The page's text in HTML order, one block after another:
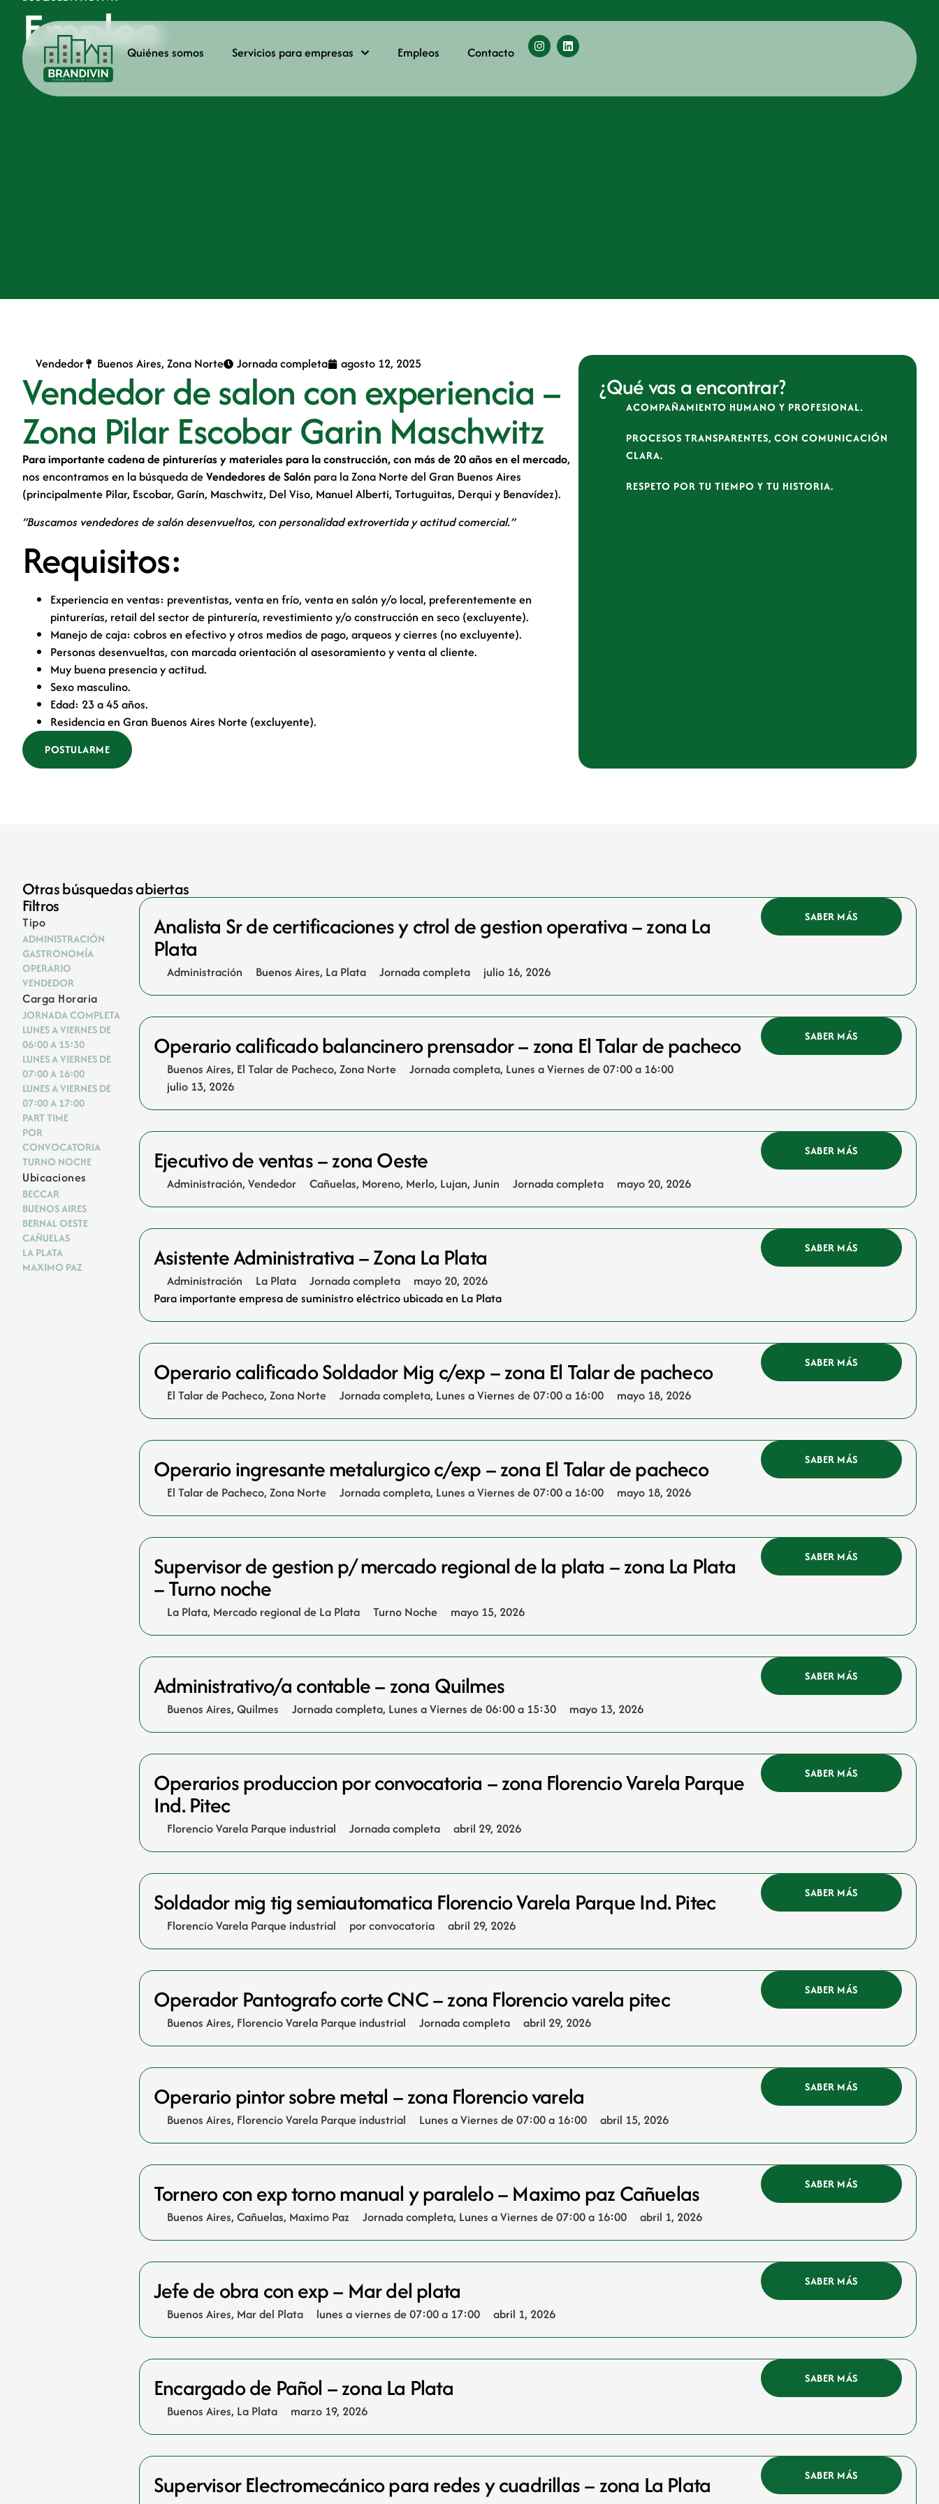
Quiénes somos Servicios para empresas Empleos Contacto
Empleo
Vendedor Buenos Aires, Zona Norte Jornada completa agosto 12, 2025
Vendedor de salon con experiencia –
Zona Pilar Escobar Garin Maschwitz
Para importante cadena de pinturerías y materiales para la construcción, con más de 20 años en el mercado,
nos encontramos en la búsqueda deVendedores de Salón para la Zona Norte del Gran Buenos Aires
(principalmente Pilar, Escobar, Garín, Maschwitz, Del Viso, Manuel Alberti, Tortuguitas, Derqui y Benavídez).
“Buscamos vendedores de salón desenvueltos, con personalidad extrovertida y actitud comercial.”
Requisitos:
Experiencia en ventas: preventistas, venta en frío, venta en salón y/o local, preferentemente en
pinturerías, retail del sector de pinturería, revestimiento y/o construcción en seco (excluyente).
Manejo de caja: cobros en efectivo y otros medios de pago, arqueos y cierres (no excluyente).
Personas desenvueltas, con marcada orientación al asesoramiento y venta al cliente.
Muy buena presencia y actitud.
Sexo masculino.
Edad: 23 a 45 años.
Residencia en Gran Buenos Aires Norte (excluyente).
POSTULARME
¿Qué vas a encontrar?
ACOMPAÑAMIENTO HUMANO Y PROFESIONAL.
PROCESOS TRANSPARENTES, CON COMUNICACIÓN
CLARA.
RESPETO POR TU TIEMPO Y TU HISTORIA.
Otras búsquedas abiertas
Filtros
Tipo
ADMINISTRACIÓN
GASTRONOMÍA
OPERARIO
VENDEDOR
Carga Horaria
JORNADA COMPLETA
LUNES A VIERNES DE
06:00 A 15:30
LUNES A VIERNES DE
07:00 A 16:00
LUNES A VIERNES DE
07:00 A 17:00
PART TIME
POR
CONVOCATORIA
TURNO NOCHE
Ubicaciones
BECCAR
BUENOS AIRES
BERNAL OESTE
CAÑUELAS
LA PLATA
MAXIMO PAZ
Administración Buenos Aires, La Plata Jornada completa julio 16, 2026
Analista Sr de certificaciones y ctrol de gestion operativa – zona La
Plata
SABER MÁS
Buenos Aires, El Talar de Pacheco, Zona Norte Jornada completa, Lunes a Viernes de 07:00 a 16:00
julio 13, 2026
Operario calificado balancinero prensador – zona El Talar de pacheco SABER MÁS
Administración, Vendedor Cañuelas, Moreno, Merlo, Lujan, Junin Jornada completa mayo 20, 2026
Ejecutivo de ventas – zona Oeste SABER MÁS
Administración La Plata Jornada completa mayo 20, 2026
Asistente Administrativa – Zona La Plata
Para importante empresa de suministro eléctrico ubicada en La Plata
SABER MÁS
El Talar de Pacheco, Zona Norte Jornada completa, Lunes a Viernes de 07:00 a 16:00 mayo 18, 2026
Operario calificado Soldador Mig c/exp – zona El Talar de pacheco SABER MÁS
El Talar de Pacheco, Zona Norte Jornada completa, Lunes a Viernes de 07:00 a 16:00 mayo 18, 2026
Operario ingresante metalurgico c/exp – zona El Talar de pacheco SABER MÁS
La Plata, Mercado regional de La Plata Turno Noche mayo 15, 2026
Supervisor de gestion p/ mercado regional de la plata – zona La Plata
– Turno noche
SABER MÁS
Buenos Aires, Quilmes Jornada completa, Lunes a Viernes de 06:00 a 15:30 mayo 13, 2026
Administrativo/a contable – zona Quilmes SABER MÁS
Florencio Varela Parque industrial Jornada completa abril 29, 2026
Operarios produccion por convocatoria – zona Florencio Varela Parque
Ind. Pitec
SABER MÁS
Florencio Varela Parque industrial por convocatoria abril 29, 2026
Soldador mig tig semiautomatica Florencio Varela Parque Ind. Pitec SABER MÁS
Buenos Aires, Florencio Varela Parque industrial Jornada completa abril 29, 2026
Operador Pantografo corte CNC – zona Florencio varela pitec SABER MÁS
Buenos Aires, Florencio Varela Parque industrial Lunes a Viernes de 07:00 a 16:00 abril 15, 2026
Operario pintor sobre metal – zona Florencio varela SABER MÁS
Buenos Aires, Cañuelas, Maximo Paz Jornada completa, Lunes a Viernes de 07:00 a 16:00 abril 1, 2026
Tornero con exp torno manual y paralelo – Maximo paz Cañuelas SABER MÁS
Buenos Aires, Mar del Plata lunes a viernes de 07:00 a 17:00 abril 1, 2026
Jefe de obra con exp – Mar del plata SABER MÁS
Buenos Aires, La Plata marzo 19, 2026
Encargado de Pañol – zona La Plata SABER MÁS
Supervisor Electromecánico para redes y cuadrillas – zona La Plata SABER MÁS